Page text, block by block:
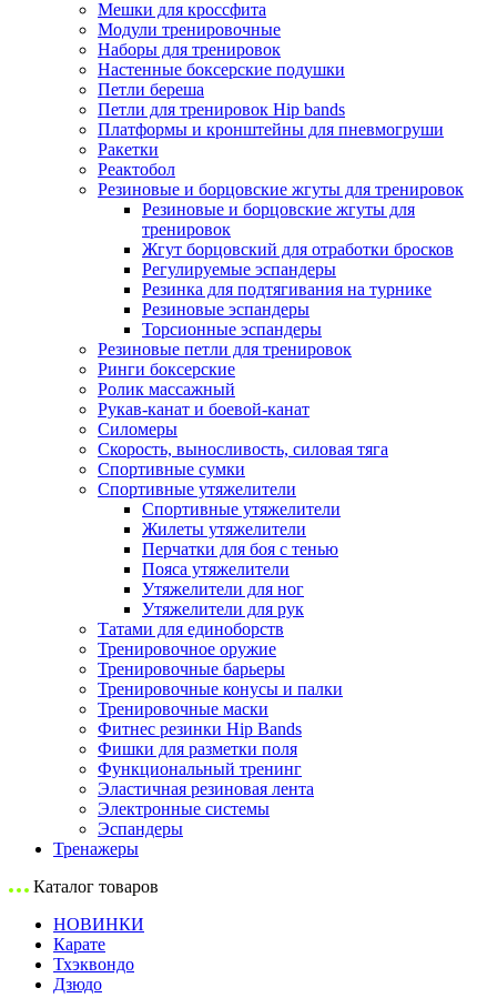
Мешки для кроссфита
Модули тренировочные
Наборы для тренировок
Настенные боксерские подушки
Петли береша
Петли для тренировок Hip bands
Платформы и кронштейны для пневмогруши
Ракетки
Реактобол
Резиновые и борцовские жгуты для тренировок
Резиновые и борцовские жгуты для
тренировок
Жгут борцовский для отработки бросков
Регулируемые эспандеры
Резинка для подтягивания на турнике
Резиновые эспандеры
Торсионные эспандеры
Резиновые петли для тренировок
Ринги боксерские
Ролик массажный
Рукав-канат и боевой-канат
Силомеры
Скорость, выносливость, силовая тяга
Спортивные сумки
Спортивные утяжелители
Спортивные утяжелители
Жилеты утяжелители
Перчатки для боя с тенью
Пояса утяжелители
Утяжелители для ног
Утяжелители для рук
Татами для единоборств
Тренировочное оружие
Тренировочные барьеры
Тренировочные конусы и палки
Тренировочные маски
Фитнес резинки Hip Bands
Фишки для разметки поля
Функциональный тренинг
Эластичная резиновая лента
Электронные системы
Эспандеры
Тренажеры
Каталог товаров
НОВИНКИ
Карате
Тхэквондо
Дзюдо